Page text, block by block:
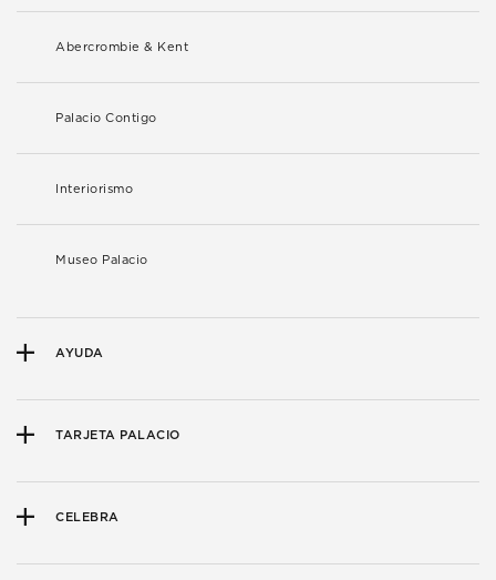
Abercrombie & Kent
Palacio Contigo
Interiorismo
Museo Palacio
AYUDA
TARJETA PALACIO
CELEBRA